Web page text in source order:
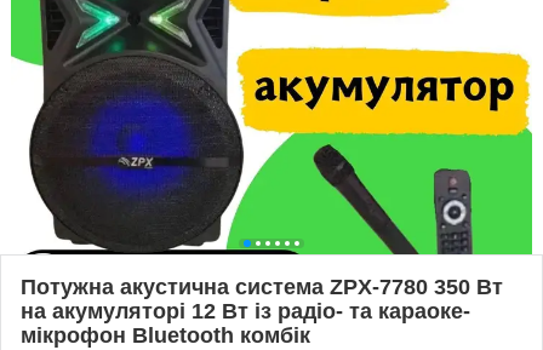
Потужна акустична система ZPX-7780 350 Вт
на акумуляторі 12 Вт із радіо- та караоке-
мікрофон Bluetooth комбік